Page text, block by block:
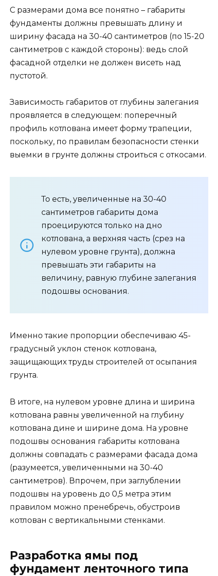
С размерами дома все понятно – габариты
фундаменты должны превышать длину и
ширину фасада на 30-40 сантиметров (по 15-20
сантиметров с каждой стороны): ведь слой
фасадной отделки не должен висеть над
пустотой.
Зависимость габаритов от глубины залегания
проявляется в следующем: поперечный
профиль котлована имеет форму трапеции,
поскольку, по правилам безопасности стенки
выемки в грунте должны строиться с откосами.
То есть, увеличенные на 30-40
сантиметров габариты дома
проецируются только на дно
котлована, а верхняя часть (срез на
нулевом уровне грунта), должна
превышать эти габариты на
величину, равную глубине залегания
подошвы основания.
Именно такие пропорции обеспечиваю 45-
градусный уклон стенок котлована,
защищающих труды строителей от осыпания
грунта.
В итоге, на нулевом уровне длина и ширина
котлована равны увеличенной на глубину
котлована дине и ширине дома. На уровне
подошвы основания габариты котлована
должны совпадать с размерами фасада дома
(разумеется, увеличенными на 30-40
сантиметров). Впрочем, при заглублении
подошвы на уровень до 0,5 метра этим
правилом можно пренебречь, обустроив
котлован с вертикальными стенками.
Разработка ямы под
фундамент ленточного типа